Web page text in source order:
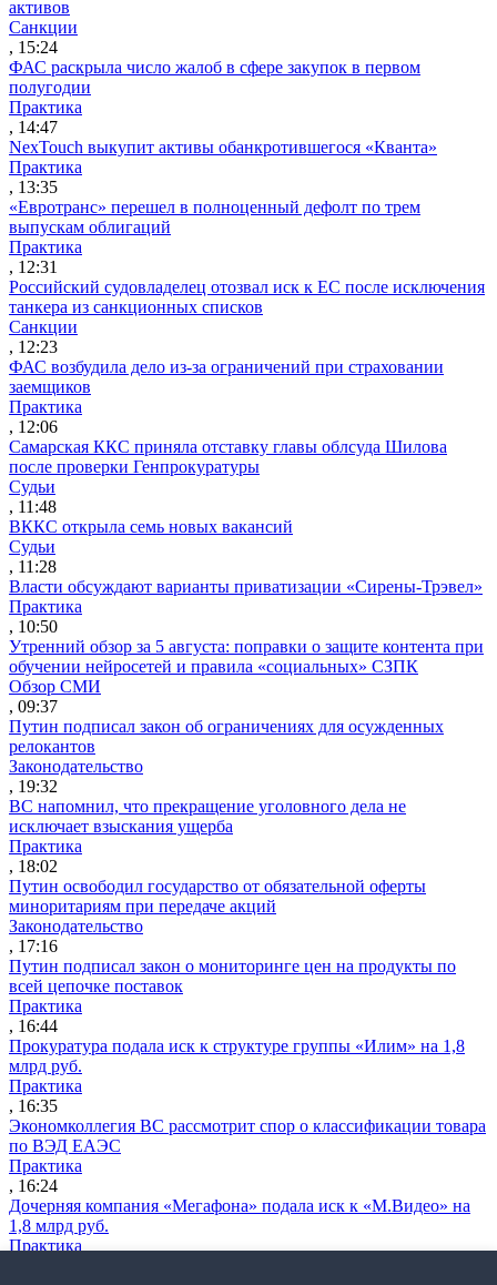
активов
Санкции
, 15:24
ФАС раскрыла число жалоб в сфере закупок в первом
полугодии
Практика
, 14:47
NexTouch выкупит активы обанкротившегося «Кванта»
Практика
, 13:35
«Евротранс» перешел в полноценный дефолт по трем
выпускам облигаций
Практика
, 12:31
Российский судовладелец отозвал иск к ЕС после исключения
танкера из санкционных списков
Санкции
, 12:23
ФАС возбудила дело из-за ограничений при страховании
заемщиков
Практика
, 12:06
Самарская ККС приняла отставку главы облсуда Шилова
после проверки Генпрокуратуры
Судьи
, 11:48
ВККС открыла семь новых вакансий
Судьи
, 11:28
Власти обсуждают варианты приватизации «Сирены-Трэвел»
Практика
, 10:50
Утренний обзор за 5 августа: поправки о защите контента при
обучении нейросетей и правила «социальных» СЗПК
Обзор СМИ
, 09:37
Путин подписал закон об ограничениях для осужденных
релокантов
Законодательство
, 19:32
ВС напомнил, что прекращение уголовного дела не
исключает взыскания ущерба
Практика
, 18:02
Путин освободил государство от обязательной оферты
миноритариям при передаче акций
Законодательство
, 17:16
Путин подписал закон о мониторинге цен на продукты по
всей цепочке поставок
Практика
, 16:44
Прокуратура подала иск к структуре группы «Илим» на 1,8
млрд руб.
Практика
, 16:35
Экономколлегия ВС рассмотрит спор о классификации товара
по ВЭД ЕАЭС
Практика
, 16:24
Дочерняя компания «Мегафона» подала иск к «М.Видео» на
1,8 млрд руб.
Практика